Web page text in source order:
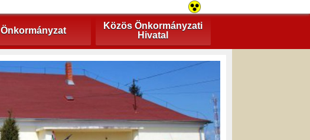
Önkormányzat
Közös Önkormányzati
Hivatal